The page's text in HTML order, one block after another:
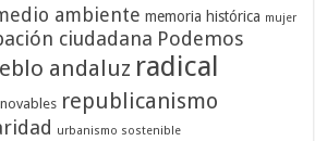
ambiente memoria histórica mujer
ciudadana Podemos
andaluz radical
republicanismo
urbanismo sostenible